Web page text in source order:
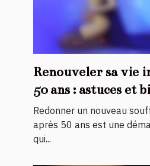
Renouveler sa vie
50 ans : astuces et
Redonner un nouveau
après 50 ans est une
qui...